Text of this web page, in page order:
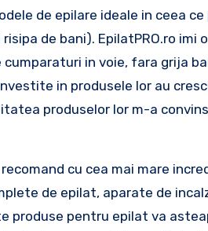
de epilare ideale in ceea
de bani). EpilatPRO.ro imi
in voie, fara grija
in produsele lor au
produselor lor m-a
cu cea mai mare
de epilat, aparate de
produse pentru epilat va